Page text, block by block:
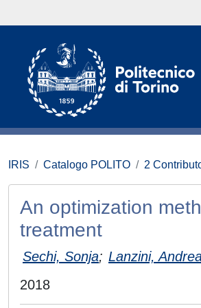
IRIS Catalogo POLITO 2
An optimization
treatment
Sechi, Sonja; Lanzini,
2018